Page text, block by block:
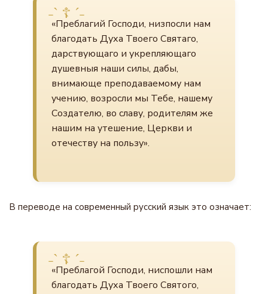
«Преблагий Господи, низпосли нам
благодать Духа Твоего Святаго,
дарствующаго и укрепляющаго
душевныя наши силы, дабы,
внимающе преподаваемому нам
учению, возросли мы Тебе, нашему
Создателю, во славу, родителям же
нашим на утешение, Церкви и
отечеству на пользу».
В переводе на современный русский язык это означает:
«Преблагой Господи, ниспошли нам
благодать Духа Твоего Святого,